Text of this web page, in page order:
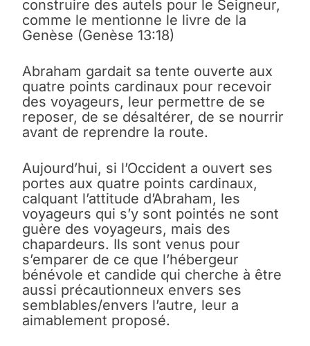
construire des autels pour le Seigneur,
comme le mentionne le livre de la
Genèse (Genèse 13:18)
Abraham gardait sa tente ouverte aux
quatre points cardinaux pour recevoir
des voyageurs, leur permettre de se
reposer, de se désaltérer, de se nourrir
avant de reprendre la route.
Aujourd’hui, si l’Occident a ouvert ses
portes aux quatre points cardinaux,
calquant l’attitude d’Abraham, les
voyageurs qui s’y sont pointés ne sont
guère des voyageurs, mais des
chapardeurs. Ils sont venus pour
s’emparer de ce que l’hébergeur
bénévole et candide qui cherche à être
aussi précautionneux envers ses
semblables/envers l’autre, leur a
aimablement proposé.